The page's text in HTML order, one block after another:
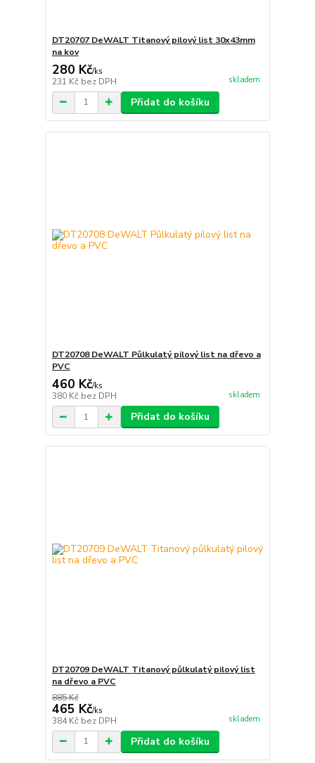
DT20707 DeWALT Titanový pilový list 30x43mm
na kov
280 Kč/ks
231 Kč bez DPH skladem
Přidat do košíku
DT20708 DeWALT Půlkulatý pilový list na dřevo a
PVC
460 Kč/ks
380 Kč bez DPH skladem
Přidat do košíku
DT20709 DeWALT Titanový půlkulatý pilový list
na dřevo a PVC
885 Kč
465 Kč/ks
384 Kč bez DPH skladem
Přidat do košíku